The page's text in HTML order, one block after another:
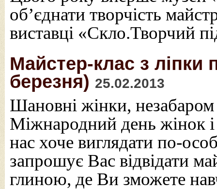
об’єднати творчість
виставці «Скло.Творчий
Майстер-клас з
березня) 25.02.2013
Шановні жінки,
Міжнародний день жінок
нас хоче виглядати по-
запрошує Вас відвідати
глиною, де Ви зможете